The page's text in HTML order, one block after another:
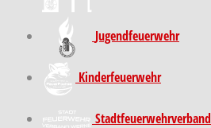
Jugendfeuerwehr
Kinder­feuer­wehr
Stadt­feuer­wehr­verband